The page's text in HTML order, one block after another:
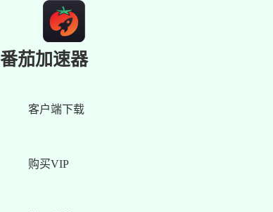
番茄加速器
客户端下载
购买VIP